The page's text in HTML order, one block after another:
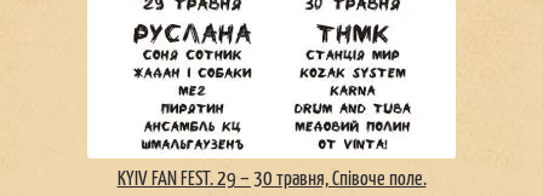
KYIV FAN FEST. 29 – 30 травня, Співоче поле.